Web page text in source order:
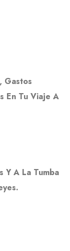
Gastos
En Tu Viaje A
Y A La Tumba